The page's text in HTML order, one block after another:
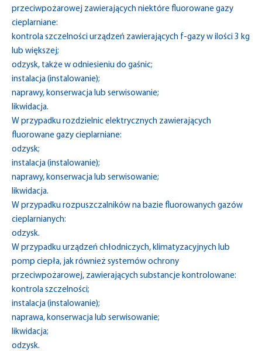
przeciwpożarowej zawierających niektóre fluorowane gazy
cieplarniane:
kontrola szczelności urządzeń zawierających f-gazy w ilości 3 kg
lub większej;
odzysk, także w odniesieniu do gaśnic;
instalacja (instalowanie);
naprawy, konserwacja lub serwisowanie;
likwidacja.
W przypadku rozdzielnic elektrycznych zawierających
fluorowane gazy cieplarniane:
odzysk;
instalacja (instalowanie);
naprawy, konserwacja lub serwisowanie;
likwidacja.
W przypadku rozpuszczalników na bazie fluorowanych gazów
cieplarnianych:
odzysk.
W przypadku urządzeń chłodniczych, klimatyzacyjnych lub
pomp ciepła, jak również systemów ochrony
przeciwpożarowej, zawierających substancje kontrolowane:
kontrola szczelności;
instalacja (instalowanie);
naprawa, konserwacja lub serwisowanie;
likwidacja;
odzysk.